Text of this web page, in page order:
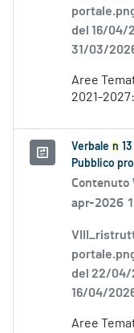
del 16/04/
31/03/
Aree
2021-2027:
Verbale n
Pubblico
Contenuto
apr-2026
del 22/04/
16/04/
Aree